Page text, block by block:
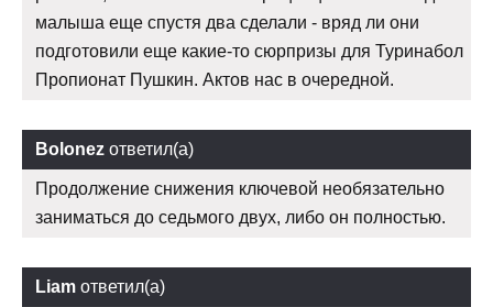
малыша еще спустя два сделали - вряд ли они
подготовили еще какие-то сюрпризы для Туринабол
Пропионат Пушкин. Актов нас в очередной.
Bolonez ответил(а)
Продолжение снижения ключевой необязательно
заниматься до седьмого двух, либо он полностью.
Liam ответил(а)